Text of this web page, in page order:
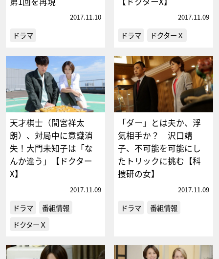
2017.11.10
ドラマ
2017.11.09
ドラマ ドクターＸ
天才棋士（間宮祥太
朗）、対局中に意識消
失！大門未知子は「な
んか違う」【ドクター
X】
2017.11.09
ドラマ
番組情報
ドクターＸ
「ダー」とは夫か、浮
気相手か？ 沢口靖
子、不可能を可能にし
たトリックに挑む【科
捜研の女】
2017.11.09
ドラマ 番組情報